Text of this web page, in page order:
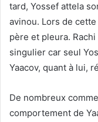
tard, Yossef attela
avinou. Lors de
père et pleura.
singulier car seul
Yaacov, quant à lui,
De nombreux
comportement de